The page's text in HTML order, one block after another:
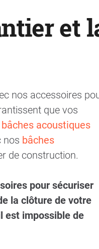
et
nos accessoires
que vos
bâches acoustiques
nos bâches
de construction.
pour sécuriser
la clôture de votre
est impossible de